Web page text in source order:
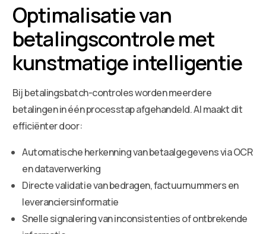
Optimalisatie van
betalingscontrole met
kunstmatige intelligentie
Bij betalingsbatch-controles worden meerdere
betalingen in één processtap afgehandeld. AI maakt dit
efficiënter door:
Automatische herkenning van betaalgegevens via OCR
en dataverwerking
Directe validatie van bedragen, factuurnummers en
leveranciersinformatie
Snelle signalering van inconsistenties of ontbrekende